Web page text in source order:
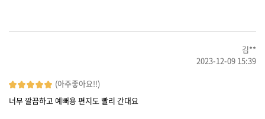
김**
2023-12-09 15:39
(아주좋아요!!)
너무 깔끔하고 예뻐용 편지도 빨리 간대요